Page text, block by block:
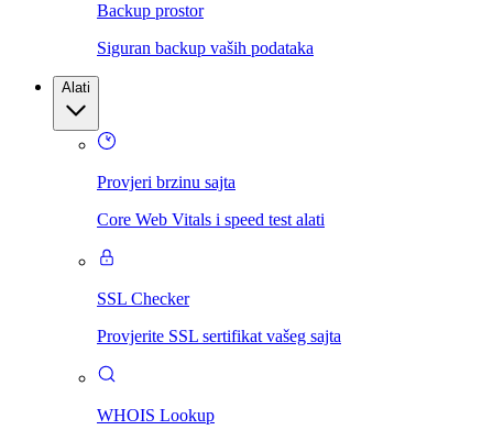
Backup prostor
Siguran backup vaših podataka
Alati
Provjeri brzinu sajta
Core Web Vitals i speed test alati
SSL Checker
Provjerite SSL sertifikat vašeg sajta
WHOIS Lookup